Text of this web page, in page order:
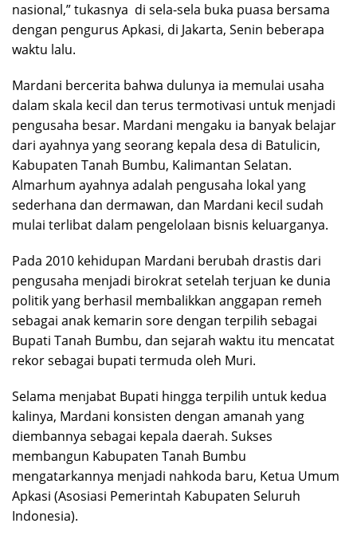
nasional,” tukasnya di sela-sela buka puasa bersama
dengan pengurus Apkasi, di Jakarta, Senin beberapa
waktu lalu.
Mardani bercerita bahwa dulunya ia memulai usaha
dalam skala kecil dan terus termotivasi untuk menjadi
pengusaha besar. Mardani mengaku ia banyak belajar
dari ayahnya yang seorang kepala desa di Batulicin,
Kabupaten Tanah Bumbu, Kalimantan Selatan.
Almarhum ayahnya adalah pengusaha lokal yang
sederhana dan dermawan, dan Mardani kecil sudah
mulai terlibat dalam pengelolaan bisnis keluarganya.
Pada 2010 kehidupan Mardani berubah drastis dari
pengusaha menjadi birokrat setelah terjuan ke dunia
politik yang berhasil membalikkan anggapan remeh
sebagai anak kemarin sore dengan terpilih sebagai
Bupati Tanah Bumbu, dan sejarah waktu itu mencatat
rekor sebagai bupati termuda oleh Muri.
Selama menjabat Bupati hingga terpilih untuk kedua
kalinya, Mardani konsisten dengan amanah yang
diembannya sebagai kepala daerah. Sukses
membangun Kabupaten Tanah Bumbu
mengatarkannya menjadi nahkoda baru, Ketua Umum
Apkasi (Asosiasi Pemerintah Kabupaten Seluruh
Indonesia).